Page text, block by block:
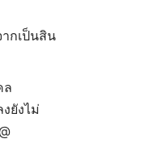
กเป็นสิน
ล
ยังไม่